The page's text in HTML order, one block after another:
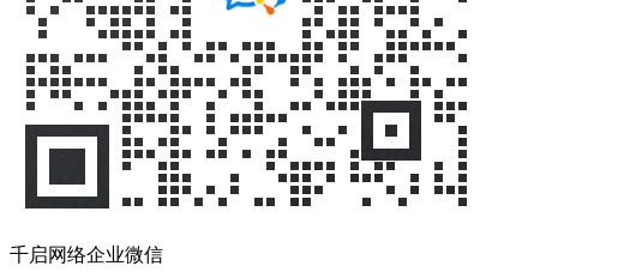
千启网络企业微信